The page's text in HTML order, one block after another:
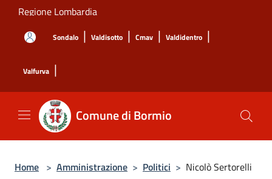
Salta al contenuto principale
Regione Lombardia
Sondalo | Valdisotto | Cmav | Valdidentro |
Valfurva |
Comune di Bormio
Home > Amministrazione > Politici > Nicolò Sertorelli